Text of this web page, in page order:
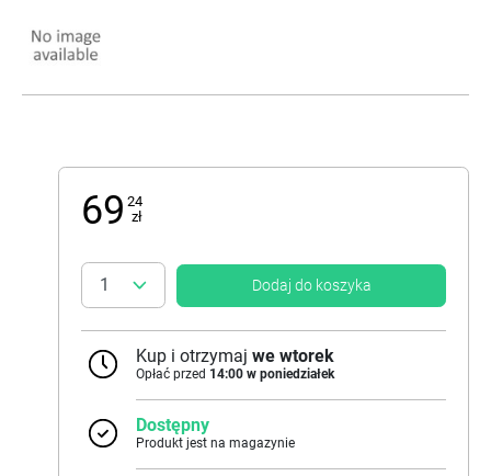
69 24
zł
Dodaj do koszyka
Kup i otrzymaj we wtorek
Opłać przed 14:00 w poniedziałek
Dostępny
Produkt jest na magazynie